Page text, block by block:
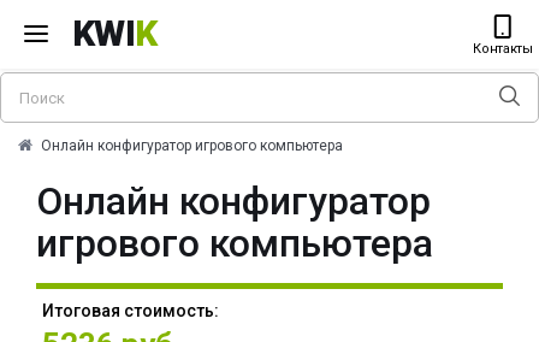
KWIK Контакты
Онлайн конфигуратор игрового компьютера
Онлайн конфигуратор
игрового компьютера
Итоговая стоимость: